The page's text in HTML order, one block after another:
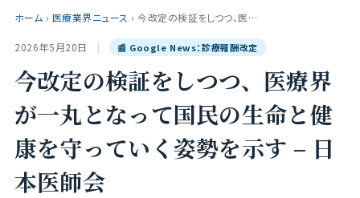
ホーム › 医療業界ニュース › 今改定の検証をしつつ、医…
2026年5月20日 | 📰 Google News：診療報酬改定
今改定の検証をしつつ、医療界
が一丸となって国民の生命と健
康を守っていく姿勢を示す – 日
本医師会